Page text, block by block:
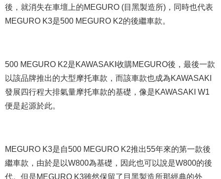
後，就消失在車壇上的MEGURO (目黑製造所)，同時也代表
MEGURO K3是500 MEGURO K2的後繼車款。
500 MEGURO K2是KAWASAKI收購MEGURO後，最後一款
以該品牌推出的大型摩托車款，而該車款也成為KAWASAKI
發展四行程大排氣量摩托車款的基礎，像是KAWASAKI W1
便是起源於此。
MEGURO K3是自500 MEGURO K2推出55年來的第一款後
繼車款，由於是以W800為基礎，因此也可以說是W800的後
代。但是MEGURO K3雖然保留了目黑製造所那經典的外